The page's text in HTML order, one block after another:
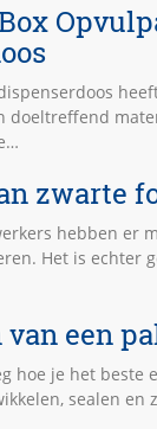
doeltreffend
zwarte
hebben er
Het is echter
een
hoe je het beste
sealen en